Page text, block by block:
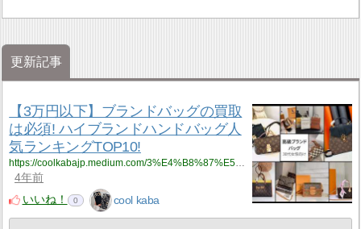
更新記事
【3万円以下】ブランドバッグの買取
は必須! ハイブランドハンドバッグ人
気ランキングTOP10!
https://coolkabajp.medium.com/3%E4%B8%87%E5%86%86%E4%BB%A5%E4%B8%8B-%E3%83%96%E3%83%A9%E3%83%B3%E3%83%89%E3%83%90%E3%83%83%E3%82%B0%E3%81%AE%E8%B2%B7%E5%8F%96%E3%81%AF%E5%BF%85%E9%A0%88-%E3%83%8F%E3%82%A4%E3%83%96%E3%83%A9%E3%83%B3%E3%83%89%E3%83%8F%E3%83%B3%E3%83%89%E3%83%90%E3%83%83%E3%82%B0%E4%BA%BA%E6%B0%97%E3%83%A9%E3%83%B3%E3%82%AD%E3%83%B3%E3%82%B0top10-d9db026da1df?source=rss-eb05de2c066a------2
4年前
いいね！
0 cool kaba